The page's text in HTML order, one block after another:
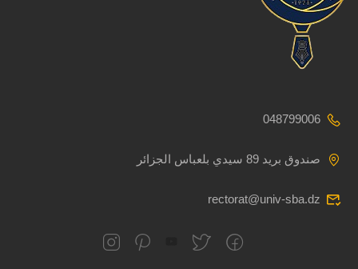
048799006
صندوق بريد 89 سيدي بلعباس الجزائر
rectorat@univ-sba.dz